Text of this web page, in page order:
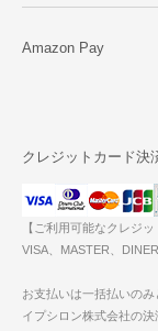
Amazon Pay
クレジットカード決
【ご利用可能なクレジッ
VISA、MASTER、
お支払いは一括払いのみ
イプシロン株式会社の